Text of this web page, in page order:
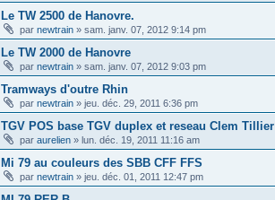
Le TW 2500 de Hanovre.
par newtrain » sam. janv. 07, 2012 9:14 pm
Le TW 2000 de Hanovre
par newtrain » sam. janv. 07, 2012 9:03 pm
Tramways d'outre Rhin
par newtrain » jeu. déc. 29, 2011 6:36 pm
TGV POS base TGV duplex et reseau Clem Tillier
par aurelien » lun. déc. 19, 2011 11:16 am
Mi 79 au couleurs des SBB CFF FFS
par newtrain » jeu. déc. 01, 2011 12:47 pm